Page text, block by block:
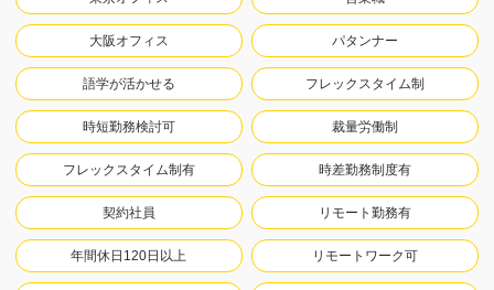
大阪オフィス パタンナー
語学が活かせる フレックスタイム制
時短勤務検討可 裁量労働制
フレックスタイム制有 時差勤務制度有
契約社員 リモート勤務有
年間休日120日以上 リモートワーク可